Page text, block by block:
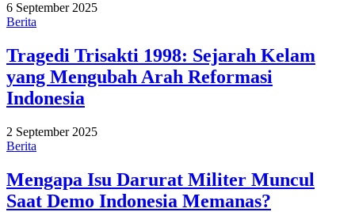
6 September 2025
Berita
Tragedi Trisakti 1998: Sejarah Kelam
yang Mengubah Arah Reformasi
Indonesia
2 September 2025
Berita
Mengapa Isu Darurat Militer Muncul
Saat Demo Indonesia Memanas?